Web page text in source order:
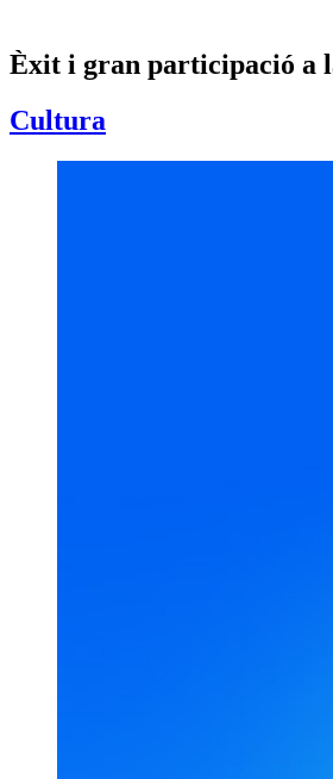
Èxit i gran participació a
Cultura